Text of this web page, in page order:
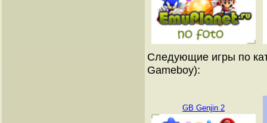
Следующие игры по
Gameboy):
GB Genjin 2